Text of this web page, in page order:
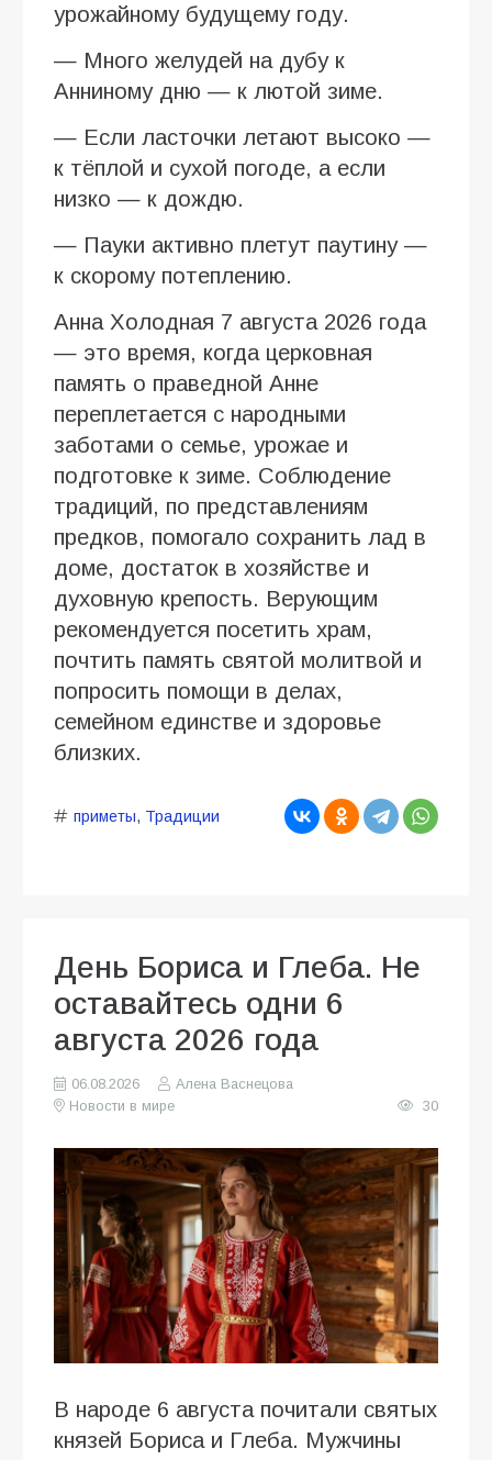
урожайному будущему году.
— Много желудей на дубу к
Анниному дню — к лютой зиме.
— Если ласточки летают высоко —
к тёплой и сухой погоде, а если
низко — к дождю.
— Пауки активно плетут паутину —
к скорому потеплению.
Анна Холодная 7 августа 2026 года
— это время, когда церковная
память о праведной Анне
переплетается с народными
заботами о семье, урожае и
подготовке к зиме. Соблюдение
традиций, по представлениям
предков, помогало сохранить лад в
доме, достаток в хозяйстве и
духовную крепость. Верующим
рекомендуется посетить храм,
почтить память святой молитвой и
попросить помощи в делах,
семейном единстве и здоровье
близких.
приметы, Традиции
День Бориса и Глеба. Не
оставайтесь одни 6
августа 2026 года
06.08.2026
Алена Васнецова
Новости в мире
30
В народе 6 августа почитали святых
князей Бориса и Глеба. Мужчины